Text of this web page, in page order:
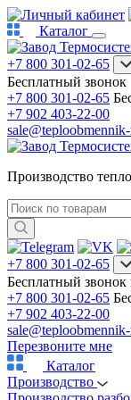
Каталог
+7 800 301-02-65
Бесплатный звонок
+7 800 301-02-65
+7 902 403-22-00
Производство
+7 800 301-02-65
Бесплатный
+7 800 301-02-65
+7 902 403-22-00
Перезвоните мне
Каталог
Производство